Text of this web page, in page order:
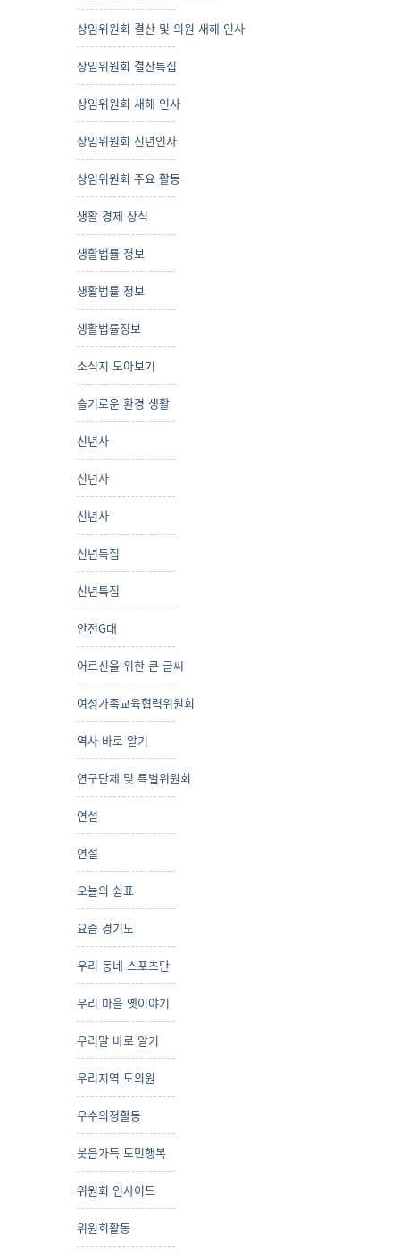
상임위원회 결산 및 의원 새해 인사
상임위원회 결산특집
상임위원회 새해 인사
상임위원회 신년인사
상임위원회 주요 활동
생활 경제 상식
생활법률 정보
생활법률 정보
생활법률정보
소식지 모아보기
슬기로운 환경 생활
신년사
신년사
신년사
신년특집
신년특집
안전G대
어르신을 위한 큰 글씨
여성가족교육협력위원회
역사 바로 알기
연구단체 및 특별위원회
연설
연설
오늘의 쉼표
요즘 경기도
우리 동네 스포츠단
우리 마을 옛이야기
우리말 바로 알기
우리지역 도의원
우수의정활동
웃음가득 도민행복
위원회 인사이드
위원회활동